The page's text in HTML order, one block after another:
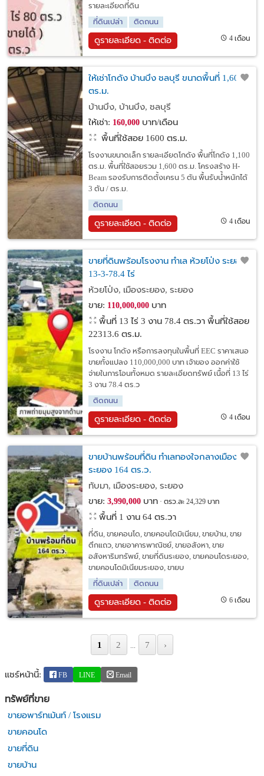
รายละเอียดที่ดิน
ที่ดินเปล่า
ติดถนน
ดูรายละเอียด - ติดต่อ 4 เดือน
ให้เช่าโกดัง บ้านบึง ชลบุรี ขนาดพื้นที่ 1,600
ตร.ม.
บ้านบึง, บ้านบึง, ชลบุรี
ให้เช่า: 160,000บาท/เดือน
พื้นที่ใช้สอย 1600 ตร.ม.
โรงงานขนาดเล็ก รายละเอียดโกดัง พื้นที่โกดัง 1,100
ตร.ม. พื้นที่ใช้สอยรวม 1,600 ตร.ม. โครงสร้าง H-
Beam รองรับการติดตั้งเครน 5 ตัน พื้นรับน้ำหนักได้
3 ตัน / ตร.ม.
ติดถนน
ดูรายละเอียด - ติดต่อ 4 เดือน
ขายที่ดินพร้อมโรงงาน ทำเล ห้วยโป่ง ระยอง
13-3-78.4 ไร่
ห้วยโป่ง, เมืองระยอง, ระยอง
ขาย: 110,000,000บาท
พื้นที่ 13 ไร่ 3 งาน 78.4 ตร.วา พื้นที่ใช้สอย
22313.6 ตร.ม.
โรงงาน โกดัง หรือการลงทุนในพื้นที่ EEC ราคาเสนอ
ขายทั้งแปลง 110,000,000 บาท เจ้าของ ออกค่าใช้
จ่ายในการโอนทั้งหมด รายละเอียดทรัพย์ เนื้อที่ 13 ไร่
3 งาน 78.4 ตร.ว
ติดถนน
ดูรายละเอียด - ติดต่อ 4 เดือน
ขายบ้านพร้อมที่ดิน ทำเลทองใจกลางเมือง
ระยอง 164 ตร.ว.
ทับมา, เมืองระยอง, ระยอง
ขาย: 3,990,000บาท ตรว.ละ 24,329 บาท
พื้นที่ 1 งาน 64 ตร.วา
ที่ดิน, ขายคอนโด, ขายคอนโดมิเนียม, ขายบ้าน, ขาย
ตึกแถว, ขายอาคารพาณิชย์, ขายอสังหา, ขาย
อสังหาริมทรัพย์, ขายที่ดินระยอง, ขายคอนโดระยอง,
ขายคอนโดมิเนียมระยอง, ขายบ
ที่ดินเปล่า
ติดถนน
ดูรายละเอียด - ติดต่อ 6 เดือน
1 2 ... 7 ›
แชร์หน้านี้: FB LINE Email
ทรัพย์ที่ขาย
ขายอพาร์ทเม้นท์ / โรงแรม
ขายคอนโด
ขายที่ดิน
ขายบ้าน